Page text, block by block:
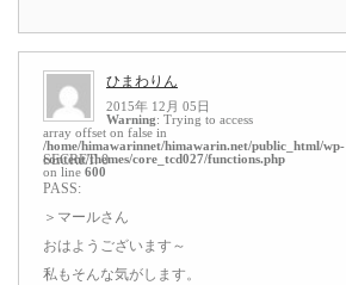
ひまわりん
2015年 12月 05日
Warning: Trying to access
array offset on false in
/home/himawarinnet/himawarin.net/public_html/wp-
content/themes/core_tcd027/functions.php
on line 600
SECRET: 0
PASS:
＞マールさん
おはようございます～
私もそんな気がします。